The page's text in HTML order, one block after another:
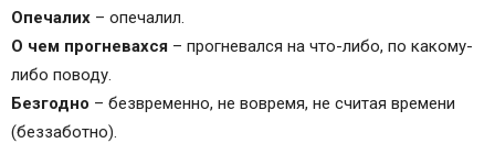
Опечалих – опечалил.
О чем прогневахся – прогневался на что-либо, по какому-
либо поводу.
Безгодно – безвременно, не вовремя, не считая времени
(беззаботно).